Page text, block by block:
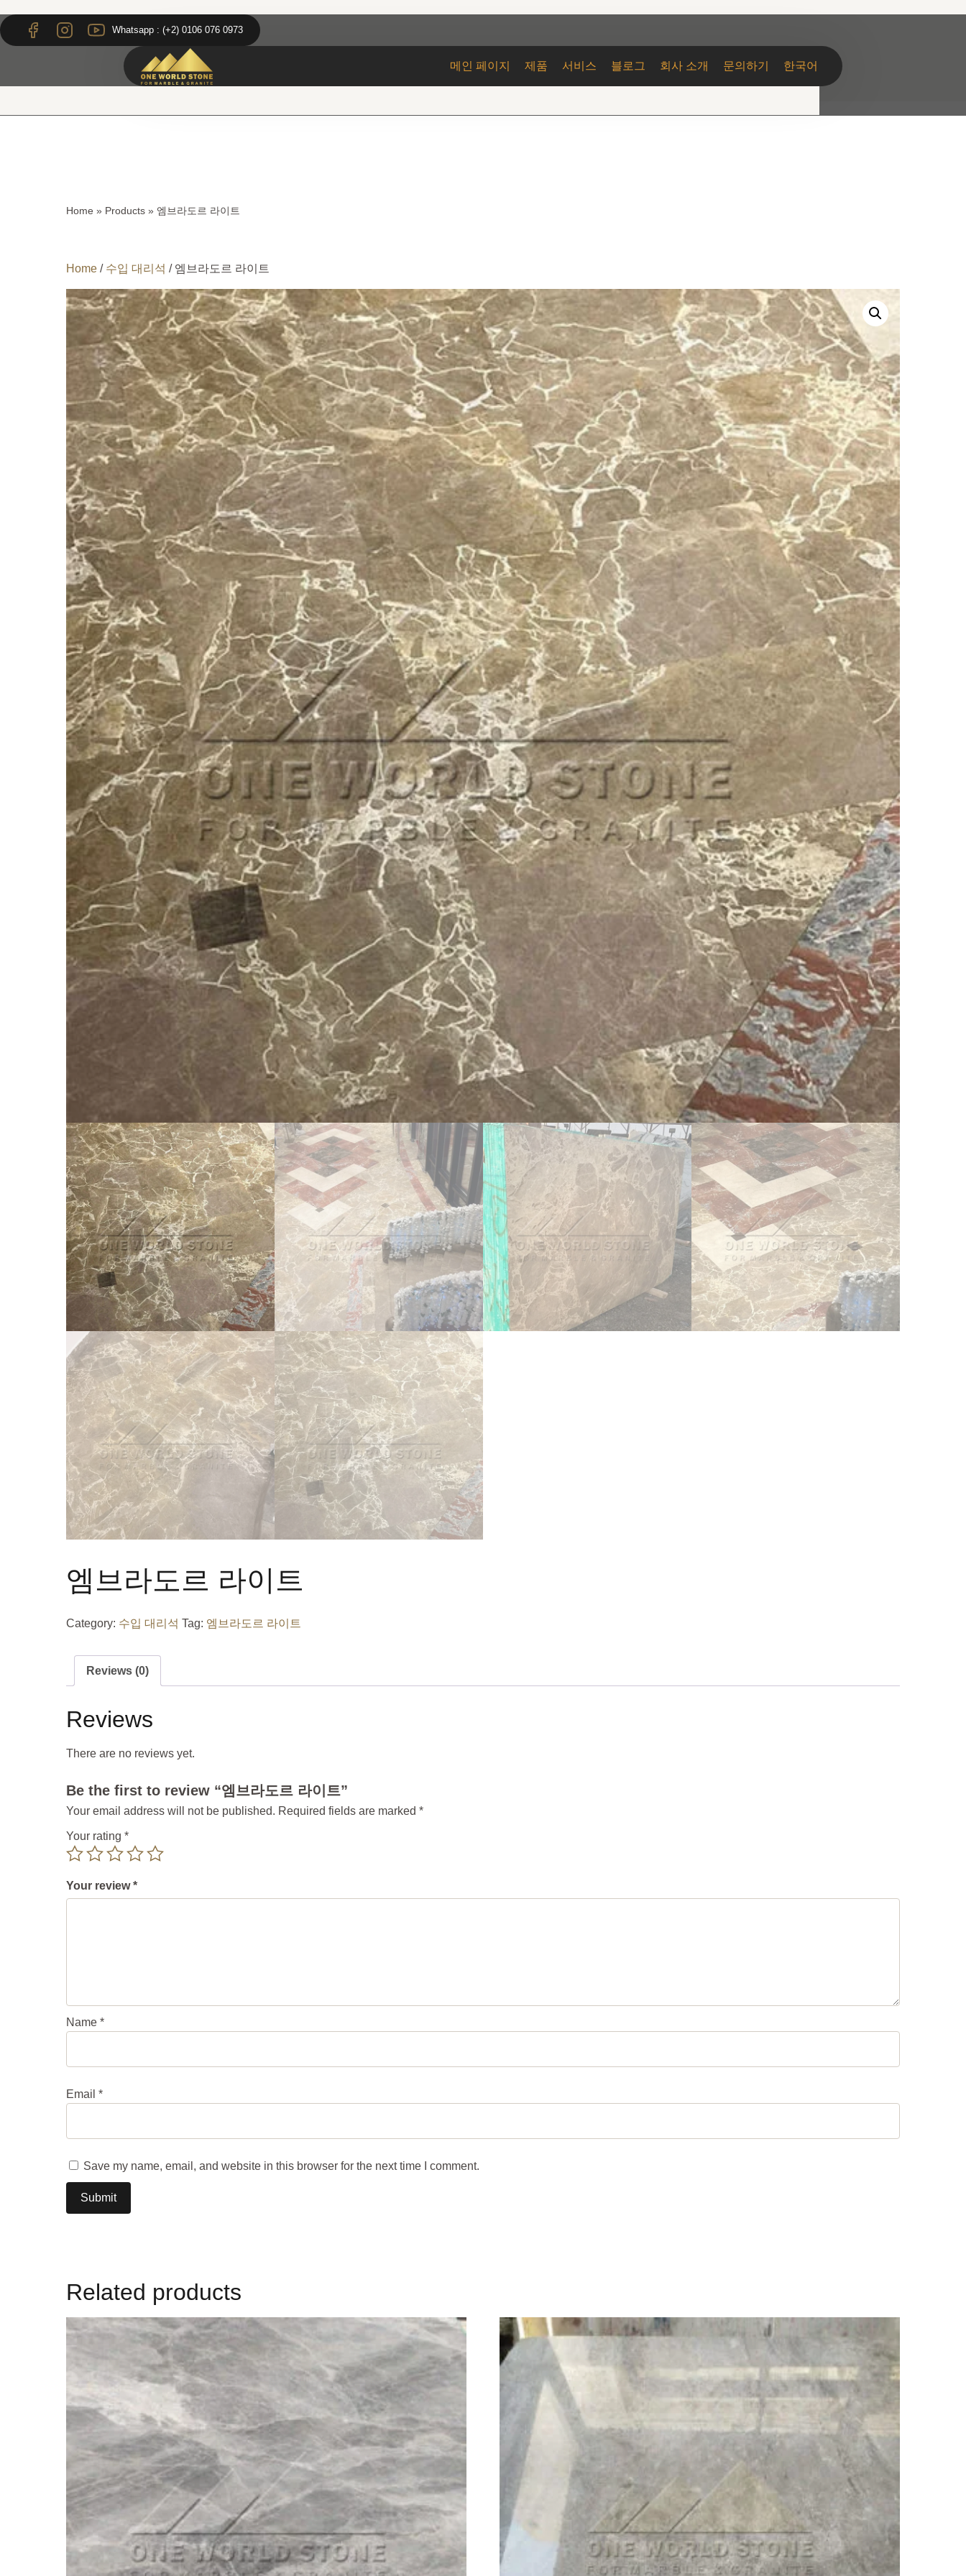
Whatsapp : (+2) 0106 076 0973
메인 페이지 제품 서비스 블로그 회사 소개 문의하기 한국어
to
content
to
content
Home » Products » 엠브라도르 라이트
Home / 수입 대리석 / 엠브라도르 라이트
엠브라도르 라이트
Category: 수입 대리석 Tag: 엠브라도르 라이트
Reviews (0)
Reviews
There are no reviews yet.
Be the first to review “엠브라도르 라이트”
Your email address will not be published. Required fields are marked *
Your rating *
Your review*
Name *
Email *
Save my name, email, and website in this browser for the next time I comment.
Related products